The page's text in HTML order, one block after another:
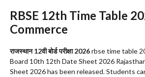
RBSE 12th Time Table
Commerce
राजस्थान 12वी बोर्ड परीक्षा 2026rbse time table
Board 10th 12th Date Sheet 2026
Sheet 2026 has been released. Students